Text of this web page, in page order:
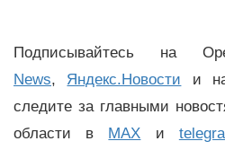
Подписывайтесь на
News, Яндекс.Новости и
следите за главными
области в MAX и